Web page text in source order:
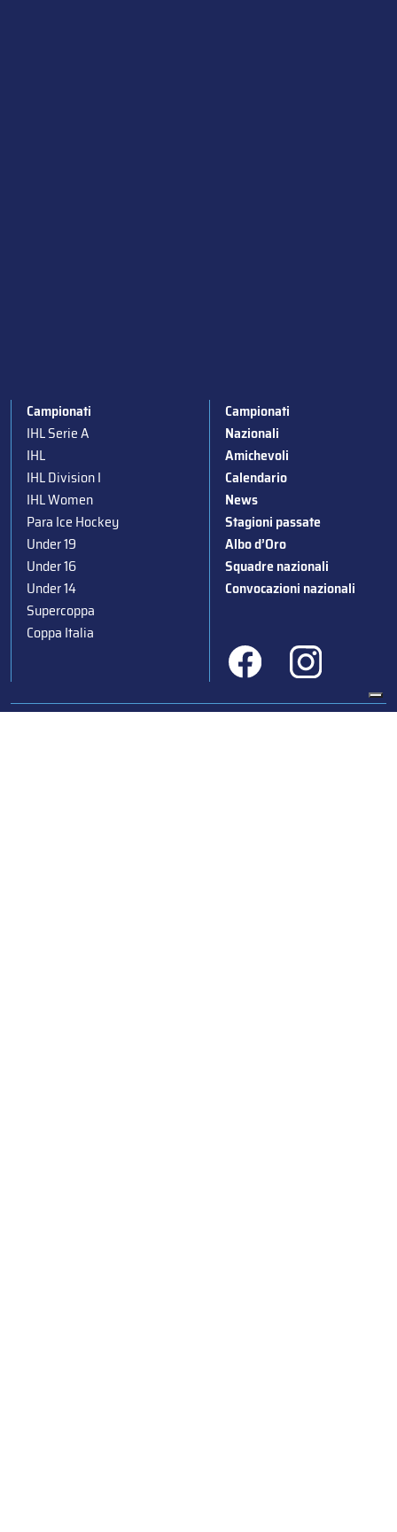
Campionati
IHL Serie A
IHL
IHL Division I
IHL Women
Para Ice Hockey
Under 19
Under 16
Under 14
Supercoppa
Coppa Italia
Campionati
Nazionali
Amichevoli
Calendario
News
Stagioni passate
Albo d’Oro
Squadre nazionali
Convocazioni nazionali